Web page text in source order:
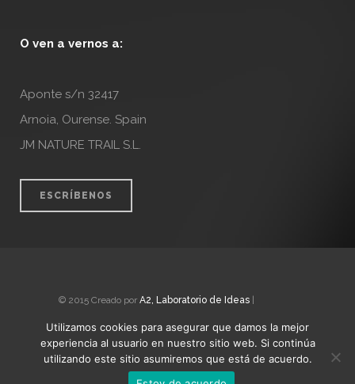
O ven a vernos a:
Aponte s/n 32417
Arnoia, Ourense. Spain
JM NATURE TRAIL S.L.
ESCRÍBENOS
© 2015 Creado por A2, Laboratorio de Ideas |
Utilizamos cookies para asegurar que damos la mejor
experiencia al usuario en nuestro sitio web. Si continúa
utilizando este sitio asumiremos que está de acuerdo.